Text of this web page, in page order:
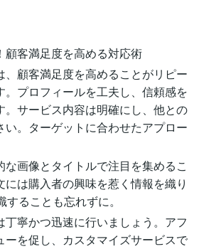
顧客満足度を高める対応術
、顧客満足度を高めることがリピー
。プロフィールを工夫し、信頼感を
。サービス内容は明確にし、他との
い。ターゲットに合わせたアプロー
画像とタイトルで注目を集めるこ
には購入者の興味を惹く情報を織り
ることも忘れずに。
丁寧かつ迅速に行いましょう。アフ
ーを促し、カスタマイズサービスで